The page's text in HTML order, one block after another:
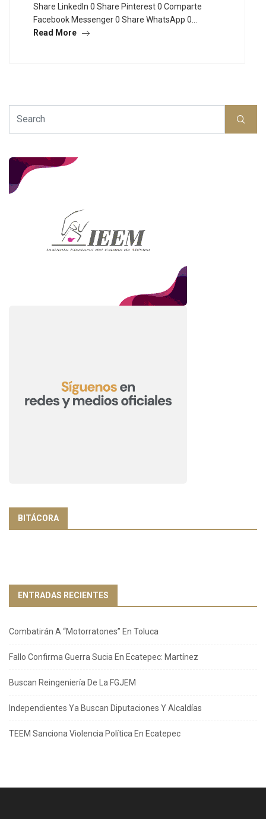
Share LinkedIn 0 Share Pinterest 0 Comparte
Facebook Messenger 0 Share WhatsApp 0…
Read More
BITÁCORA
ENTRADAS RECIENTES
Combatirán A “Motorratones” En Toluca
Fallo Confirma Guerra Sucia En Ecatepec: Martínez
Buscan Reingeniería De La FGJEM
Independientes Ya Buscan Diputaciones Y Alcaldías
TEEM Sanciona Violencia Política En Ecatepec